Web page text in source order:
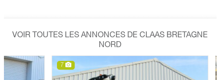
VOIR TOUTES LES ANNONCES DE CLAAS BRETAGNE
NORD